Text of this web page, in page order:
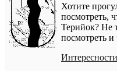
Хотите
посмотреть,
Терийок? Не
посмотреть
Интересности